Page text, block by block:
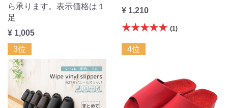
ら承ります。表示価格は１
足
¥ 1,005
¥ 1,210
★★★★★ (1)
3位 4位